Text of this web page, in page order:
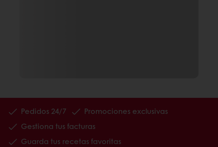
Pedidos 24/7
Promociones exclusivas
Gestiona tus facturas
Guarda tus recetas favoritas